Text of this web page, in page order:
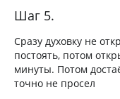
Шаг 5.
Сразу духовку не
постоять, потом
минуты. Потом
точно не просел